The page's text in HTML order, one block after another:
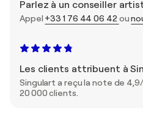
Parlez à un conseiller
Appel +33 1 76 44 06 42 ou
Les clients attribuent à
Singulart a reçu la note de
20 000 clients.